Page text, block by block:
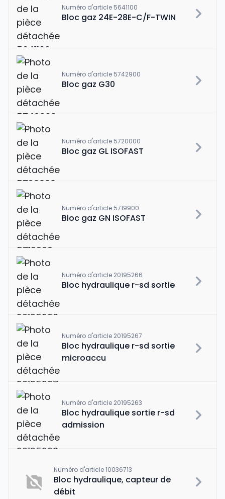
Numéro d'article 5641100
Bloc gaz 24E-28E-C/F-TWIN
Numéro d'article 5742900
Bloc gaz G30
Numéro d'article 5720000
Bloc gaz GL ISOFAST
Numéro d'article 5719900
Bloc gaz GN ISOFAST
Numéro d'article 20195266
Bloc hydraulique r-sd sortie
Numéro d'article 20195267
Bloc hydraulique r-sd sortie
microaccu
Numéro d'article 20195263
Bloc hydraulique sortie r-sd
admission
Numéro d'article 10036713
Bloc hydraulique, capteur de
débit